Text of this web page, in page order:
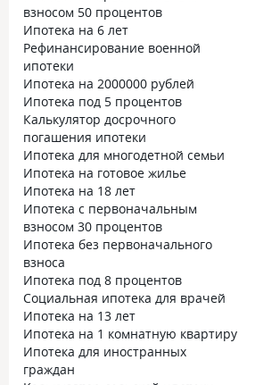
взносом 50 процентов
Ипотека на 6 лет
Рефинансирование военной
ипотеки
Ипотека на 2000000 рублей
Ипотека под 5 процентов
Калькулятор досрочного
погашения ипотеки
Ипотека для многодетной семьи
Ипотека на готовое жилье
Ипотека на 18 лет
Ипотека с первоначальным
взносом 30 процентов
Ипотека без первоначального
взноса
Ипотека под 8 процентов
Социальная ипотека для врачей
Ипотека на 13 лет
Ипотека на 1 комнатную квартиру
Ипотека для иностранных
граждан